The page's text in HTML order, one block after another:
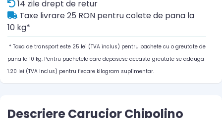
14 zile drept de retur
Taxe livrare 25 RON pentru colete de pana la
10 kg*
* Taxa de transport este 25 lei (TVA inclus) pentru pachete cu o greutate de
pana la 10 kg. Pentru pachetele care depasesc aceasta greutate se adauga
1.20 lei (TVA inclus) pentru fiecare kilogram suplimentar.
Descriere Carucior Chipolino